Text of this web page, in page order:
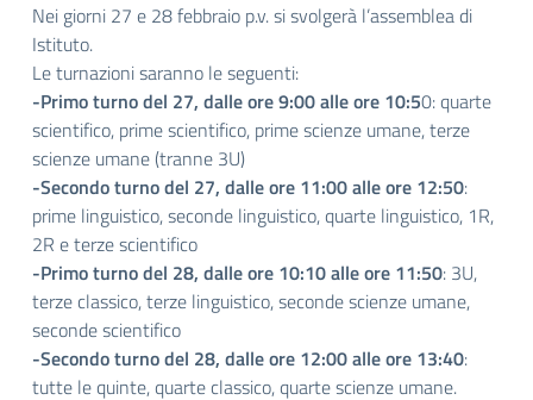
Nei giorni 27 e 28 febbraio p.v. si svolgerà l’assemblea di
Istituto.
Le turnazioni saranno le seguenti:
-Primo turno del 27, dalle ore 9:00 alle ore 10:50: quarte
scientifico, prime scientifico, prime scienze umane, terze
scienze umane (tranne 3U)
-Secondo turno del 27, dalle ore 11:00 alle ore 12:50:
prime linguistico, seconde linguistico, quarte linguistico, 1R,
2R e terze scientifico
-Primo turno del 28, dalle ore 10:10 alle ore 11:50: 3U,
terze classico, terze linguistico, seconde scienze umane,
seconde scientifico
-Secondo turno del 28, dalle ore 12:00 alle ore 13:40:
tutte le quinte, quarte classico, quarte scienze umane.